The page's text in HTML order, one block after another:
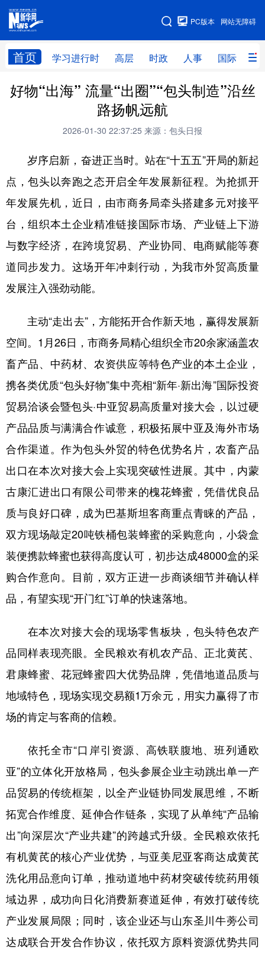
网站无障碍
PC版本
首页 学习进行时 高层 时政 人事 国际 财
网站地图
学习进行时 高层 时政 人事
财经 网评
全球连线
科技 科创 量子 体育
文化 书画 健康 军事
法律 中央文件 金融 汽车
食品 人居 信息化 数字经济
学术中国 乡村振兴
彩票 娱乐 时尚 悦读
公益 一带一路 亚太网 上市公司
文化产业
地方频道
辽宁 吉林 上海 江苏
浙江 安徽 福建 江西
山东 河南 湖北 湖南
广东 广西 海南 重庆
四川 贵州 云南 西藏
新疆 内蒙古 黑龙江
多语种频道
English Español Français عربى
Deutsch Português
好物“出海” 流量“出圈”“包头制造”沿丝
路扬帆远航
2026-01-30 22:37:25 来源：包头日报
岁序启新，奋进正当时。站在“十五五”开局的新起
点，包头以奔跑之态开启全年发展新征程。为抢抓开
年发展先机，近日，由市商务局牵头搭建多元对接平
台，组织本土企业精准链接国际市场、产业链上下游
与数字经济，在跨境贸易、产业协同、电商赋能等赛
道同步发力。这场开年冲刺行动，为我市外贸高质量
发展注入强劲动能。
主动“走出去”，方能拓开合作新天地，赢得发展新
空间。1月26日，市商务局精心组织全市20余家涵盖农
畜产品、中药材、农资供应等特色产业的本土企业，
携各类优质“包头好物”集中亮相“新年·新出海”国际投资
贸易洽谈会暨包头·中亚贸易高质量对接大会，以过硬
产品品质与满满合作诚意，积极拓展中亚及海外市场
合作渠道。作为包头外贸的特色优势名片，农畜产品
出口在本次对接大会上实现突破性进展。其中，内蒙
古康汇进出口有限公司带来的槐花蜂蜜，凭借优良品
质与良好口碑，成为巴基斯坦客商重点青睐的产品，
双方现场敲定20吨铁桶包装蜂蜜的采购意向，小袋盒
装便携款蜂蜜也获得高度认可，初步达成48000盒的采
购合作意向。目前，双方正进一步商谈细节并确认样
品，有望实现“开门红”订单的快速落地。
在本次对接大会的现场零售板块，包头特色农产
品同样表现亮眼。全民粮欢有机农产品、正北黄芪、
君康蜂蜜、花冠蜂蜜四大优势品牌，凭借地道品质与
地域特色，现场实现交易额1万余元，用实力赢得了市
场的肯定与客商的信赖。
依托全市“口岸引资源、高铁联腹地、班列通欧
亚”的立体化开放格局，包头参展企业主动跳出单一产
品贸易的传统框架，以全产业链协同发展思维，不断
拓宽合作维度、延伸合作链条，实现了从单纯“产品输
出”向深层次“产业共建”的跨越式升级。全民粮欢依托
有机黄芪的核心产业优势，与亚美尼亚客商达成黄芪
洗化用品意向订单，推动道地中药材突破传统药用领
域边界，成功向日化消费新赛道延伸，有效打破传统
产业发展局限；同时，该企业还与山东圣川牛蒡公司
达成联合开发合作协议，依托双方原料资源优势共同